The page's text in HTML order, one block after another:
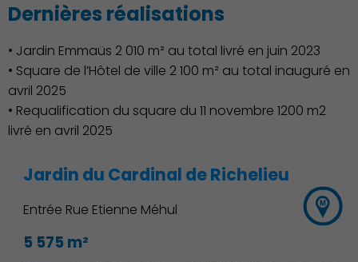
Dernières réalisations
• Jardin Emmaüs 2 010 m² au total livré en juin 2023
• Square de l’Hôtel de ville 2 100 m² au total inauguré en
avril 2025
• Requalification du square du 11 novembre 1200 m2
livré en avril 2025
Jardin du Cardinal de Richelieu
Entrée Rue Etienne Méhul
5 575 m²